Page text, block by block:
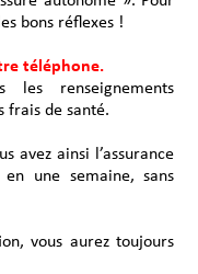
bons réflexes !
téléphone.
renseignements
frais de santé.
avez ainsi l’assurance
en une semaine, sans
vous aurez toujours